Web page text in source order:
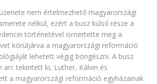
nem értelmezhető magyarországi
nélkül, ezért a busz külső része a
történetével ismertette meg a
körüljárva a magyarországi reformáció
lehetett végig böngészni. A busz
arc tekintett ki, Luther, Kálvin és
a magyarországi reformáció egyházainak